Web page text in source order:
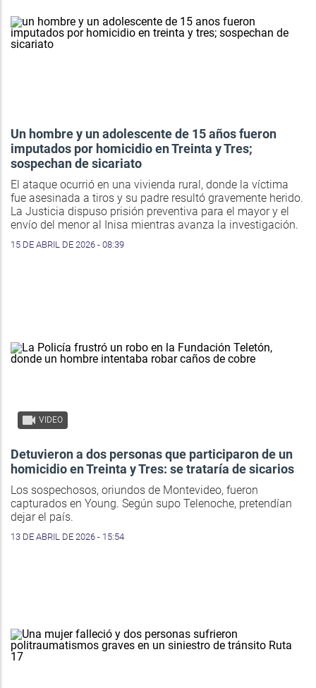
Un hombre y un adolescente de 15 años fueron
imputados por homicidio en Treinta y Tres;
sospechan de sicariato
El ataque ocurrió en una vivienda rural, donde la víctima
fue asesinada a tiros y su padre resultó gravemente herido.
La Justicia dispuso prisión preventiva para el mayor y el
envío del menor al Inisa mientras avanza la investigación.
15 DE ABRIL DE 2026 - 08:39
VIDEO
Detuvieron a dos personas que participaron de un
homicidio en Treinta y Tres: se trataría de sicarios
Los sospechosos, oriundos de Montevideo, fueron
capturados en Young. Según supo Telenoche, pretendían
dejar el país.
13 DE ABRIL DE 2026 - 15:54